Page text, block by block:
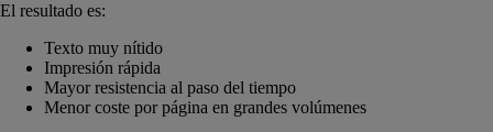
El resultado es:
Texto muy nítido
Impresión rápida
Mayor resistencia al paso del tiempo
Menor coste por página en grandes volúmenes